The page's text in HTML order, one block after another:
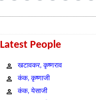
Latest People
खटावकर, कृष्णराव
कंक, कृष्णाजी
कंक, येसाजी